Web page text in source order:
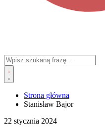
Strona główna
Stanisław Bajor
22 stycznia 2024